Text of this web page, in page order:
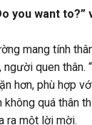
you want to?”
mang tính
người quen thân.
hơn, phù hợp
không quá thân
ra một lời mời.